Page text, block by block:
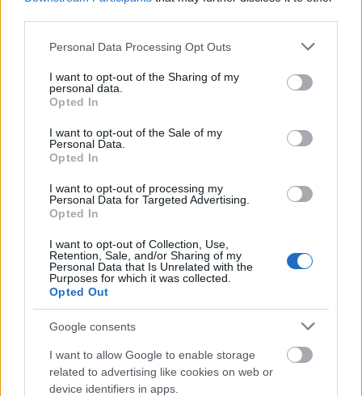
Please note that this website/app uses one or more Google
not limited to your visit or usage behaviour. You may click to
grant or deny consent to Google and its third-party tags to
use your data for below specified purposes in below Google
consent section.
Personal Data Processing Opt Outs
I want to opt-out of the Sharing of my
personal data.
Opted In
I want to opt-out of the Sale of my
Personal Data.
Opted In
I want to opt-out of processing my
Personal Data for Targeted Advertising.
Opted In
I want to opt-out of Collection, Use,
Retention, Sale, and/or Sharing of my
Personal Data that Is Unrelated with the
Purposes for which it was collected.
Opted Out
Google consents
I want to allow Google to enable storage
related to advertising like cookies on web or
device identifiers in apps.
a merénylet miértjeit, miközben látjuk, ahogy a
kibogozásán, és abból is kapunk ízelítőt, hogy
milyen hatással volt a merénylet Tim környezetére.
áldozatot hagyott hátra Tim. Nekem tetszett a
regény, egyedül Miranda részei nem kötöttek le.
a súlystressze, a pasija, szóval úgy a magánéleti
sirámai. Egyedül a végére vált érdekessé a nő, ott
odatette magát rendesen.
Azok a részek viszont nagyon is érdekeltek, amikor
dolgozott a sráccal, és küzdött azért, hogy
visszahozza az élők közé a PTSD sötét bugyraiból.
Mondjuk, ha jobban belegondolok Mike szexuális
kalandjai sem érdekeltek. Elfértek ezek is tölteléknek
a könyvben, de a Tim körülötti események
szippantottak be a könyvbe. A csavar a végén már
sejthető volt kb a kötet kétharmadánál, de mégis